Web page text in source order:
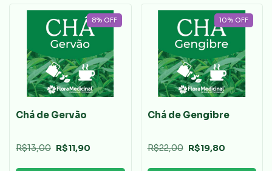
8% OFF
Chá de Gervão
R$13,00 R$11,90
10% OFF
Chá de Gengibre
R$22,00 R$19,80